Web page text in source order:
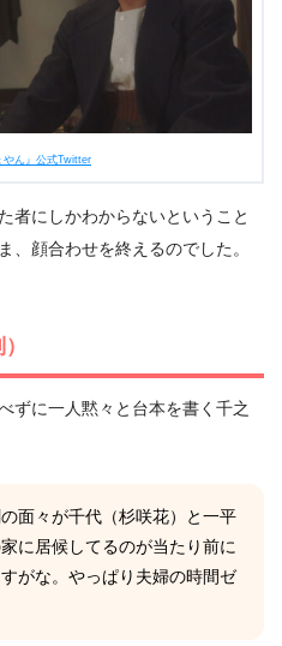
やん』公式Twitter
者にしかわからないということ
、顔合わせを終えるのでした。
ずに一人黙々と台本を書く千之
面々が千代（杉咲花）と一平
家に居候してるのが当たり前に
がな。やっぱり夫婦の時間ゼ